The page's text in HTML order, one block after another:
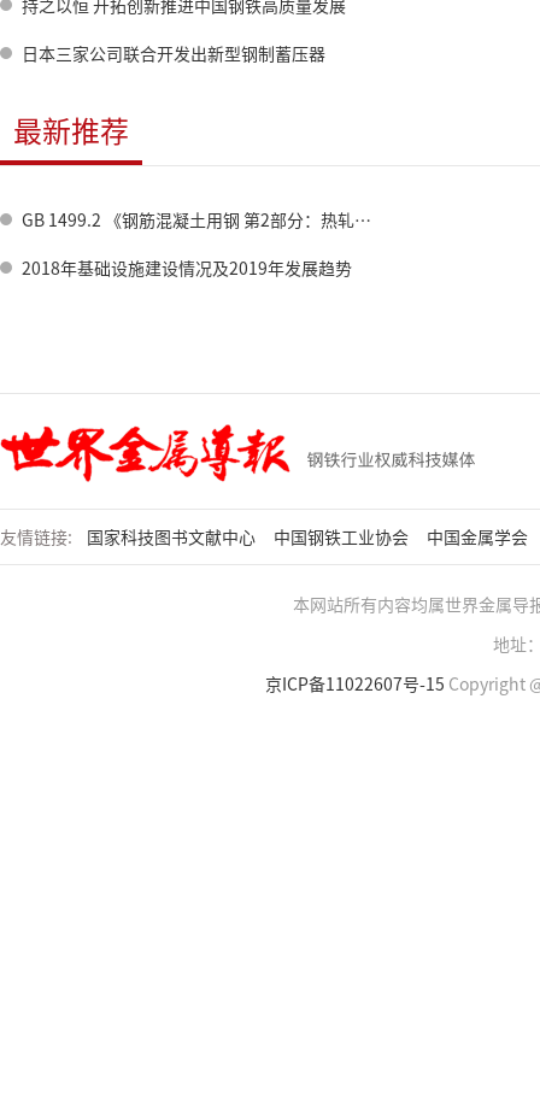
持之以恒 开拓创新推进中国钢铁高质量发展
日本三家公司联合开发出新型钢制蓄压器
最新推荐
GB 1499.2 《钢筋混凝土用钢 第2部分：热轧带肋钢筋》标准修订情况
2018年基础设施建设情况及2019年发展趋势
友情链接: 国家科技图书文献中心 中国钢铁工业协会 中国金属学会
本网站所有内容均属世界金属导
地址
京ICP备11022607号-15 Copyright